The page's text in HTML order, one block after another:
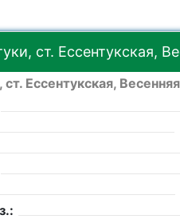
ст. Ессентукская,
ст. Ессентукская,